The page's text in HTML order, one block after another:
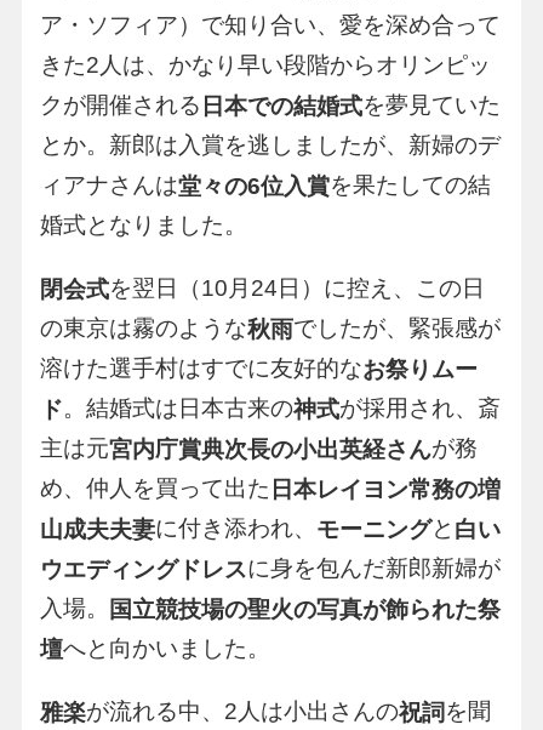
ア・ソフィア）で知り合い、愛を深め合って
きた2人は、かなり早い段階からオリンピッ
クが開催される 日本での結婚式を夢見ていた
とか。新郎は入賞を逃しましたが、新婦のデ
ィアナさんは堂々の6位入賞を果たしての結
婚式となりました。
閉会式を翌日（10月24日）に控え、この日
の東京は霧のような秋雨でしたが、緊張感が
溶けた選手村はすでに友好的なお祭りムー
ド。結婚式は日本古来の神式が採用され、斎
主は元宮内庁賞典次長の小出英経さんが務
め、仲人を買って出た 日本レイヨン常務の増
山成夫夫妻に付き添われ、 モーニングと 白い
ウエディングドレスに身を包んだ新郎新婦が
入場。
国立競技場の聖火の写真が飾られた祭
壇へと向かいました。
雅楽が流れる中、2人は小出さんの祝詞を聞